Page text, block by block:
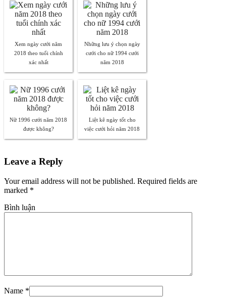
Xem ngày cưới năm
2018 theo tuổi chính
xác nhất
Những lưu ý chọn ngày
cưới cho nữ 1994 cưới
năm 2018
Nữ 1996 cưới năm 2018
được không?
Liệt kê ngày tốt cho
việc cưới hỏi năm 2018
Leave a Reply
Your email address will not be published. Required fields are
marked *
Bình luận
Name *